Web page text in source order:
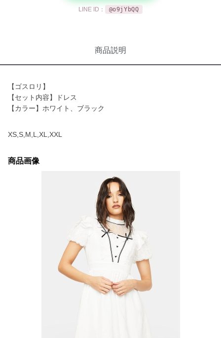
LINE ID： @o9jYbQQ
商品説明
【ゴスロリ】
【セット内容】ドレス
【カラー】ホワイト、ブラック
XS,S,M,L,XL,XXL
商品画像